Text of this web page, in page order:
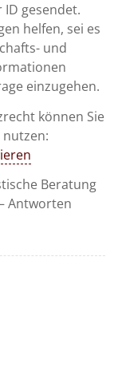
ID gesendet.
helfen, sei es
und
einzugehen.
können Sie
Beratung
Antworten